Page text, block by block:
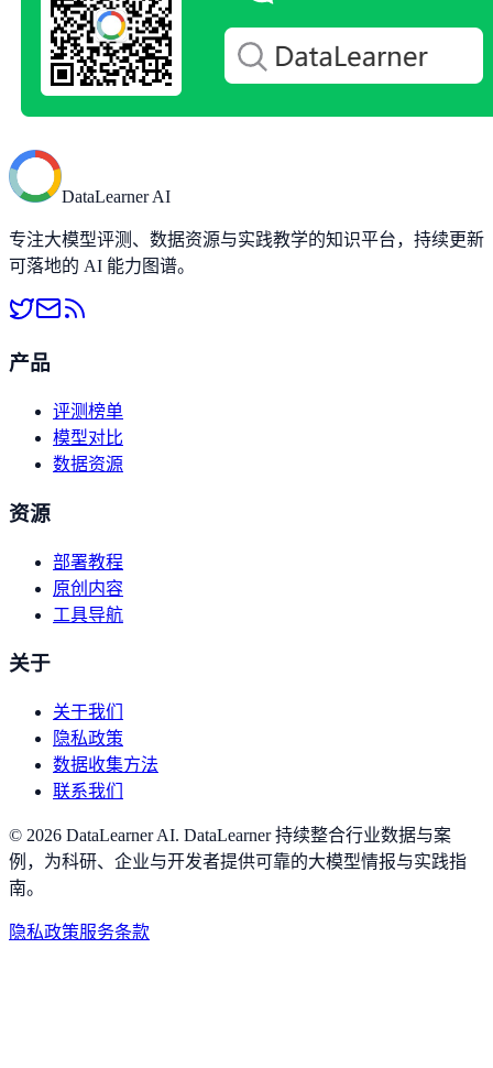
DataLearner AI
专注大模型评测、数据资源与实践教学的知识平台，持续更新
可落地的 AI 能力图谱。
产品
评测榜单
模型对比
数据资源
资源
部署教程
原创内容
工具导航
关于
关于我们
隐私政策
数据收集方法
联系我们
© 2026 DataLearner AI. DataLearner 持续整合行业数据与案
例，为科研、企业与开发者提供可靠的大模型情报与实践指
南。
隐私政策服务条款